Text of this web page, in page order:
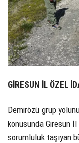
GİRESUN İL ÖZEL
Demirözü grup
konusunda Giresun
sorumluluk taşıyan